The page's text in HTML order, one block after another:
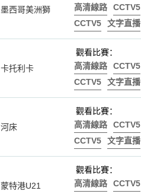
墨西哥美洲獅
高清線路
CCTV5
CCTV5
文字直播
卡托利卡
觀看比賽：
高清線路
CCTV5
CCTV5
文字直播
河床
觀看比賽：
高清線路
CCTV5
CCTV5
文字直播
蒙特港U21
觀看比賽：
高清線路
CCTV5